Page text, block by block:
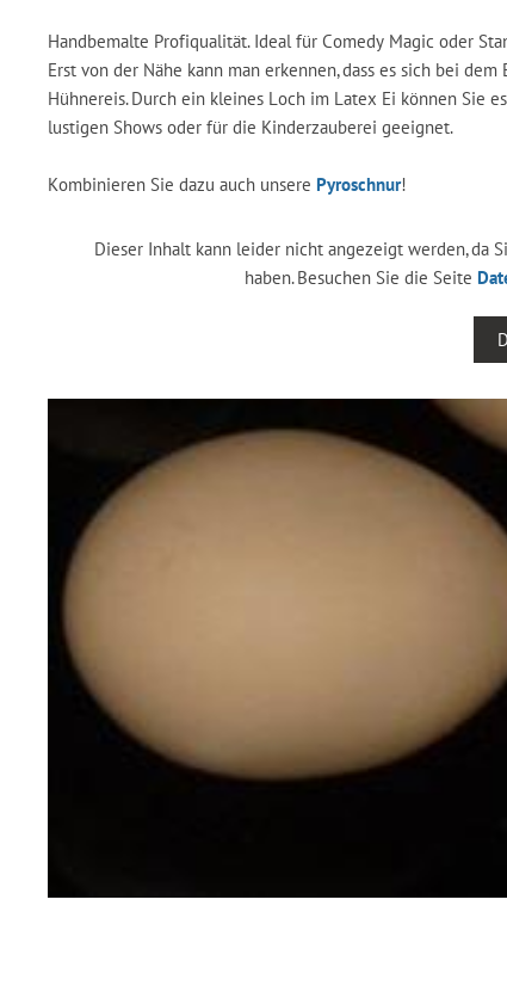
Handbemalte Profiqualität. Ideal für Comedy Magic oder
Erst von der Nähe kann man erkennen, dass es sich bei
Hühnereis. Durch ein kleines Loch im Latex Ei können Sie
lustigen Shows oder für die Kinderzauberei geeignet.
Kombinieren Sie dazu auch unsere Pyroschnur!
Dieser Inhalt kann leider nicht angezeigt werden, da
haben. Besuchen Sie die Seite